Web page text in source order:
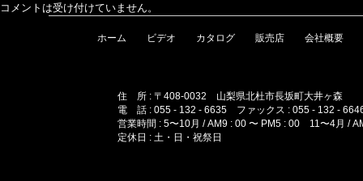
コメントは受け付けていません。
ホーム ビデオ カタログ 販売店 会社概要
住 所 : 〒408-0032 山梨県北杜市長坂町大井ヶ森
電 話 : 055 - 132 - 6635 ファックス : 055 - 132 -
営業時間 : 5〜10月 / AM9 : 00 〜 PM5 : 00 11〜4月 /
定休日 : 土・日・祝祭日